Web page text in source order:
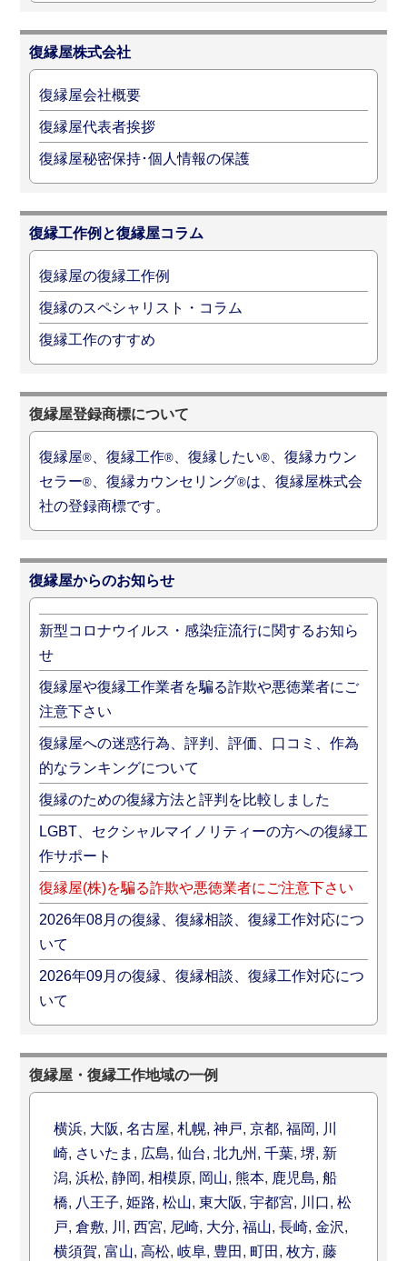
復縁屋株式会社
復縁屋会社概要
復縁屋代表者挨拶
復縁屋秘密保持･個人情報の保護
復縁工作例と復縁屋コラム
復縁屋の復縁工作例
復縁のスペシャリスト・コラム
復縁工作のすすめ
復縁屋登録商標について
復縁屋®、復縁工作®、復縁したい®、復縁カウン
セラー®、復縁カウンセリング®は、復縁屋株式会
社の登録商標です。
復縁屋からのお知らせ
新型コロナウイルス・感染症流行に関するお知ら
せ
復縁屋や復縁工作業者を騙る詐欺や悪徳業者にご
注意下さい
復縁屋への迷惑行為、評判、評価、口コミ、作為
的なランキングについて
復縁のための復縁方法と評判を比較しました
LGBT、セクシャルマイノリティーの方への復縁工
作サポート
復縁屋(株)を騙る詐欺や悪徳業者にご注意下さい
2026年08月の復縁、復縁相談、復縁工作対応につ
いて
2026年09月の復縁、復縁相談、復縁工作対応につ
いて
復縁屋・復縁工作地域の一例
横浜, 大阪, 名古屋, 札幌, 神戸, 京都, 福岡, 川
崎, さいたま , 広島, 仙台, 北九州 , 千葉, 堺, 新
潟, 浜松, 静岡, 相模原, 岡山, 熊本, 鹿児島, 船
橋, 八王子, 姫路, 松山, 東大阪, 宇都宮, 川口, 松
戸, 倉敷, 川 , 西宮, 尼崎, 大分, 福山, 長崎, 金沢,
横須賀, 富山, 高松, 岐阜, 豊田 , 町田 , 枚方, 藤